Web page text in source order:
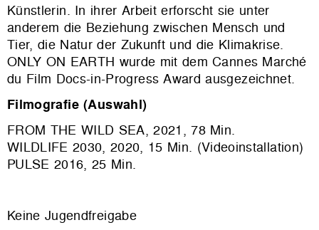
Künstlerin. In ihrer Arbeit erforscht sie unter
anderem die Beziehung zwischen Mensch und
Tier, die Natur der Zukunft und die Klimakrise.
ONLY ON EARTH wurde mit dem Cannes Marché
du Film Docs-in-Progress Award ausgezeichnet.
Filmografie (Auswahl)
FROM THE WILD SEA, 2021, 78 Min.
WILDLIFE 2030, 2020, 15 Min. (Videoinstallation)
PULSE 2016, 25 Min.
Keine Jugendfreigabe